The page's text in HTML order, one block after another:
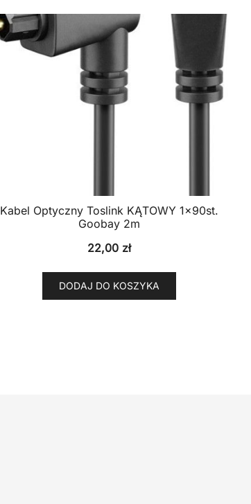
Kabel Optyczny Toslink KĄTOWY 1x90st.
Goobay 2m
22,00 zł
DODAJ DO KOSZYKA